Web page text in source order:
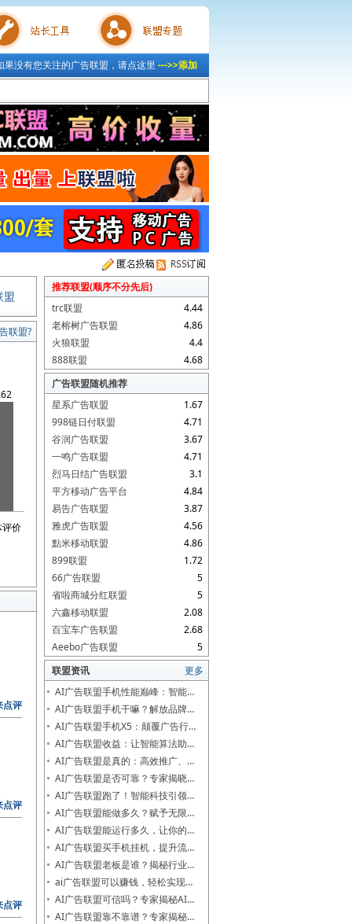
联盟专题
没有您关注的广告联盟，请点这里 --->>添加
盟
联盟?
评价
点评
点评
点评
推荐联盟(顺序不分先后)
4.44
trc联盟
4.86
老榕树广告联盟
4.4
火狼联盟
4.68
888联盟
广告联盟随机推荐
1.67
星系广告联盟
4.71
998链日付联盟
3.67
谷润广告联盟
4.71
一鸣广告联盟
3.1
烈马日结广告联盟
4.84
平方移动广告平台
3.87
易告广告联盟
4.56
雅虎广告联盟
4.86
點米移动联盟
1.72
899联盟
5
66广告联盟
5
省啦商城分红联盟
2.08
六鑫移动联盟
2.68
百宝车广告联盟
5
Aeebo广告联盟
更多
联盟资讯
AI广告联盟手机性能巅峰：智能…
AI广告联盟手机干嘛？解放品牌…
AI广告联盟手机X5：颠覆广告行…
AI广告联盟收益：让智能算法助…
AI广告联盟是真的：高效推广、…
AI广告联盟是否可靠？专家揭晓…
AI广告联盟跑了！智能科技引领…
AI广告联盟能做多久？赋予无限…
AI广告联盟能运行多久，让你的…
AI广告联盟买手机挂机，提升流…
AI广告联盟老板是谁？揭秘行业…
ai广告联盟可以赚钱，轻松实现…
AI广告联盟可信吗？专家揭秘AI…
AI广告联盟靠不靠谱？专家揭秘…